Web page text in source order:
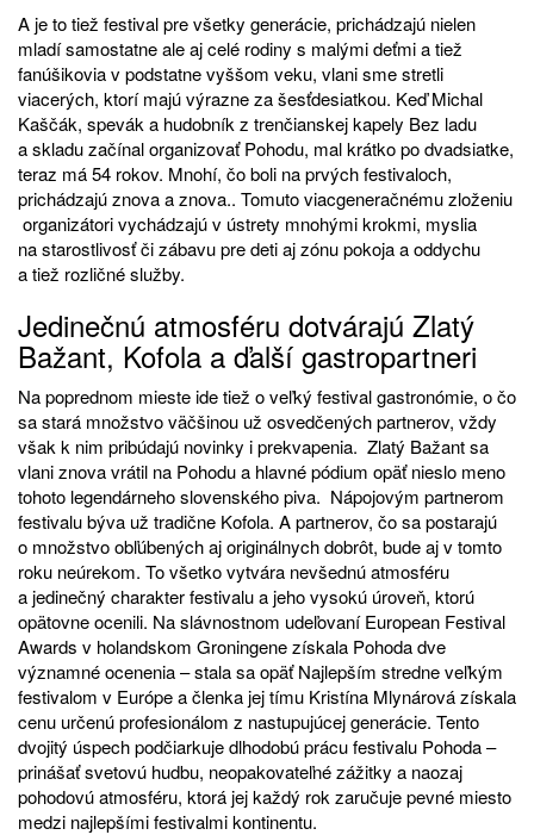
A je to tiež festival pre všetky generácie, prichádzajú nielen
mladí samostatne ale aj celé rodiny s malými deťmi a tiež
fanúšikovia v podstatne vyššom veku, vlani sme stretli
viacerých, ktorí majú výrazne za šesťdesiatkou. Keď Michal
Kaščák, spevák a hudobník z trenčianskej kapely Bez ladu
a skladu začínal organizovať Pohodu, mal krátko po dvadsiatke,
teraz má 54 rokov. Mnohí, čo boli na prvých festivaloch,
prichádzajú znova a znova.. Tomuto viacgeneračnému zloženiu
organizátori vychádzajú v ústrety mnohými krokmi, myslia
na starostlivosť či zábavu pre deti aj zónu pokoja a oddychu
a tiež rozličné služby.
Jedinečnú atmosféru dotvárajú Zlatý
Bažant, Kofola a ďalší gastropartneri
Na poprednom mieste ide tiež o veľký festival gastronómie, o čo
sa stará množstvo väčšinou už osvedčených partnerov, vždy
však k nim pribúdajú novinky i prekvapenia. Zlatý Bažant sa
vlani znova vrátil na Pohodu a hlavné pódium opäť nieslo meno
tohoto legendárneho slovenského piva. Nápojovým partnerom
festivalu býva už tradične Kofola. A partnerov, čo sa postarajú
o množstvo obľúbených aj originálnych dobrôt, bude aj v tomto
roku neúrekom. To všetko vytvára nevšednú atmosféru
a jedinečný charakter festivalu a jeho vysokú úroveň, ktorú
opätovne ocenili. Na slávnostnom udeľovaní European Festival
Awards v holandskom Groningene získala Pohoda dve
významné ocenenia – stala sa opäť Najlepším stredne veľkým
festivalom v Európe a členka jej tímu Kristína Mlynárová získala
cenu určenú profesionálom z nastupujúcej generácie. Tento
dvojitý úspech podčiarkuje dlhodobú prácu festivalu Pohoda –
prinášať svetovú hudbu, neopakovateľné zážitky a naozaj
pohodovú atmosféru, ktorá jej každý rok zaručuje pevné miesto
medzi najlepšími festivalmi kontinentu.